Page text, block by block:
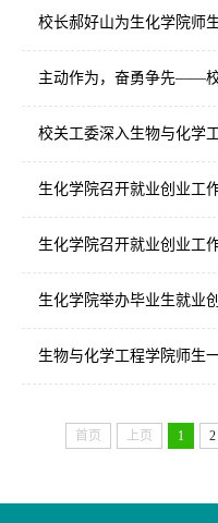
校长郝好山为生化学院师
校关工委深入生物与化学
生化学院召开就业创业工
生化学院召开就业创业工
生化学院举办毕业生就业
首页 上页 1 2